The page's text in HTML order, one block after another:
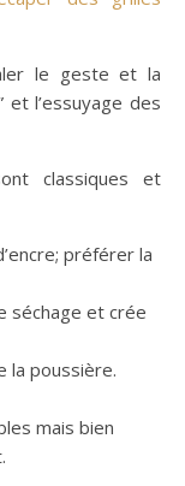
le geste et la
et l’essuyage des
classiques et
préférer la
séchage et crée
la poussière.
mais bien